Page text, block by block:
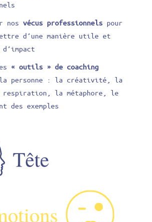
nos vécus professionnelspour
d’une manière utile et
« outils » de coaching
la personne : la créativité, la
respiration, la métaphore, le
des exemples